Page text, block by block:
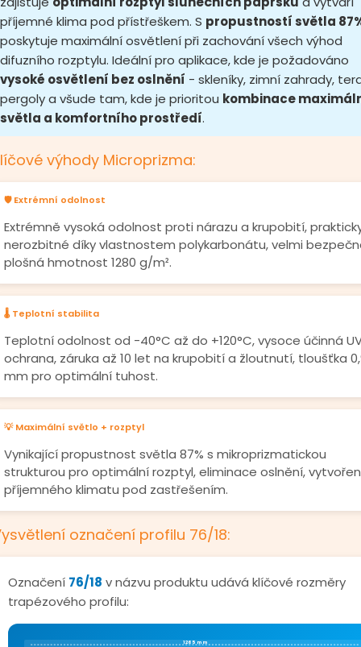
příjemné klima pod přístřeškem. S propustností světla
poskytuje maximální osvětlení při zachování všech výhod
difuzního rozptylu. Ideální pro aplikace, kde je požadováno
vysoké osvětlení bez oslnění - skleníky, zimní zahrady,
pergoly a všude tam, kde je prioritou kombinace
světla a komfortního prostředí.
výhody Microprizma:
🛡️ Extrémní odolnost
Extrémně vysoká odolnost proti nárazu a krupobití,
nerozbitné díky vlastnostem polykarbonátu, velmi
plošná hmotnost 1280 g/m².
🌡️ Teplotní stabilita
Teplotní odolnost od -40°C až do +120°C, vysoce účinná
ochrana, záruka až 10 let na krupobití a žloutnutí, tloušťka
mm pro optimální tuhost.
💡 Maximální světlo + rozptyl
Vynikající propustnost světla 87% s mikroprizmatickou
strukturou pro optimální rozptyl, eliminace oslnění,
příjemného klimatu pod zastřešením.
označení profilu 76/18:
Označení 76/18 v názvu produktu udává klíčové rozměry
trapézového profilu:
1265 mm